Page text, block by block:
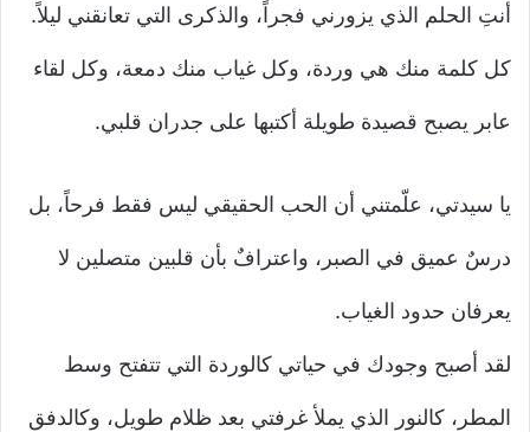
أنتِ الحلم الذي يزورني فجراً، والذكرى التي تعانقني ليلاً.
كل كلمة منك هي وردة، وكل غياب منك دمعة، وكل لقاء
عابر يصبح قصيدة طويلة أكتبها على جدران قلبي.
يا سيدتي، علّمتني أن الحب الحقيقي ليس فقط فرحاً، بل
درسٌ عميق في الصبر، واعترافٌ بأن قلبين متصلين لا
يعرفان حدود الغياب.
لقد أصبح وجودك في حياتي كالوردة التي تتفتح وسط
المطر، كالنور الذي يملأ غرفتي بعد ظلام طويل، وكالدفق